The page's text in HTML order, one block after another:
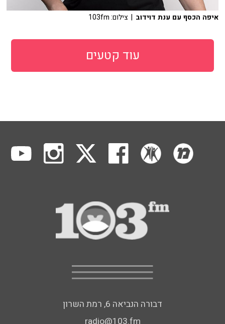
איפה הכסף עם ענת דוידוב | צילום: 103fm
עוד קטעים
דבורה הנביאה 6, רמת השרון
radio@103.fm